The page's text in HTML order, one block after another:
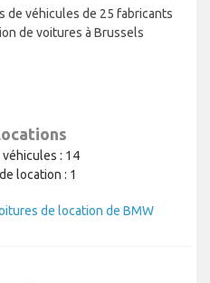
de véhicules de 25 fabricants
de voitures à Brussels
: 14
location : 1
de location de BMW